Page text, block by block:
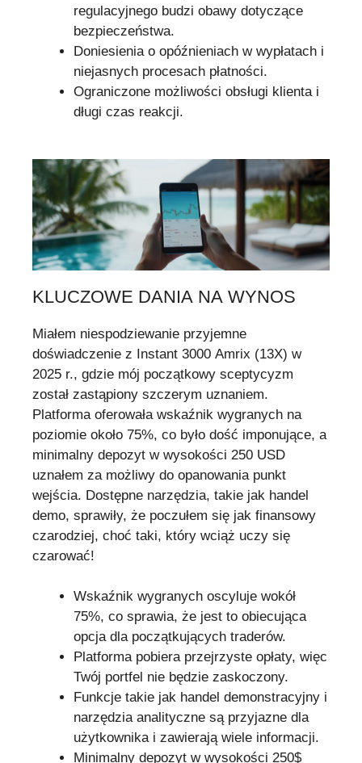
regulacyjnego budzi obawy dotyczące
bezpieczeństwa.
Doniesienia o opóźnieniach w wypłatach i
niejasnych procesach płatności.
Ograniczone możliwości obsługi klienta i
długi czas reakcji.
KLUCZOWE DANIA NA WYNOS
Miałem niespodziewanie przyjemne
doświadczenie z Instant 3000 Amrix (13X) w
2025 r., gdzie mój początkowy sceptycyzm
został zastąpiony szczerym uznaniem.
Platforma oferowała wskaźnik wygranych na
poziomie około 75%, co było dość imponujące, a
minimalny depozyt w wysokości 250 USD
uznałem za możliwy do opanowania punkt
wejścia. Dostępne narzędzia, takie jak handel
demo, sprawiły, że poczułem się jak finansowy
czarodziej, choć taki, który wciąż uczy się
czarować!
Wskaźnik wygranych oscyluje wokół
75%, co sprawia, że jest to obiecująca
opcja dla początkujących traderów.
Platforma pobiera przejrzyste opłaty, więc
Twój portfel nie będzie zaskoczony.
Funkcje takie jak handel demonstracyjny i
narzędzia analityczne są przyjazne dla
użytkownika i zawierają wiele informacji.
Minimalny depozyt w wysokości 250$